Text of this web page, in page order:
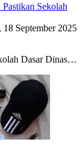
Sekolah
18 September 2025
Dasar Dinas…